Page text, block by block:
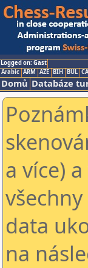
Logged on: Gast
Arabic ARM AZE BIH BUL
Domů Databáze
a více)
data
na